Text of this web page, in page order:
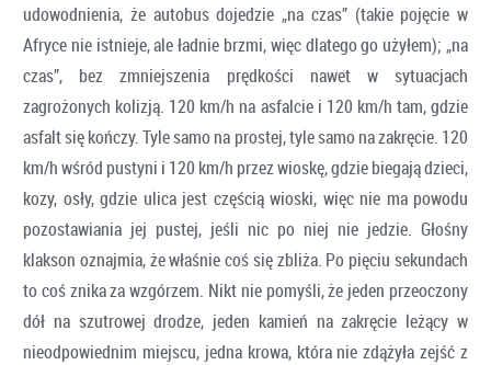
udowodnienia, że autobus dojedzie „na czas” (takie pojęcie w
Afryce nie istnieje, ale ładnie brzmi, więc dlatego go użyłem); „na
czas”, bez zmniejszenia prędkości nawet w sytuacjach
zagrożonych kolizją. 120 km/h na asfalcie i 120 km/h tam, gdzie
asfalt się kończy. Tyle samo na prostej, tyle samo na zakręcie. 120
km/h wśród pustyni i 120 km/h przez wioskę, gdzie biegają dzieci,
kozy, osły, gdzie ulica jest częścią wioski, więc nie ma powodu
pozostawiania jej pustej, jeśli nic po niej nie jedzie. Głośny
klakson oznajmia, że właśnie coś się zbliża. Po pięciu sekundach
to coś znika za wzgórzem. Nikt nie pomyśli, że jeden przeoczony
dół na szutrowej drodze, jeden kamień na zakręcie leżący w
nieodpowiednim miejscu, jedna krowa, która nie zdążyła zejść z